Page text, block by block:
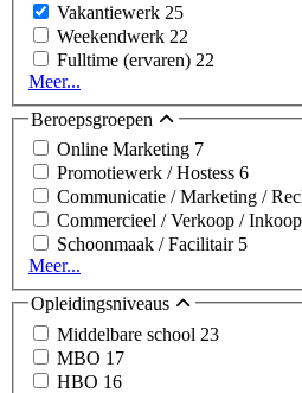
Vakantiewerk 25
Weekendwerk 22
Fulltime (ervaren) 22
Meer...
Beroepsgroepen
Online Marketing 7
Promotiewerk / Hostess 6
Communicatie / Marketing /
Commercieel / Verkoop / Inkoop
Schoonmaak / Facilitair 5
Meer...
Opleidingsniveaus
Middelbare school 23
MBO 17
HBO 16